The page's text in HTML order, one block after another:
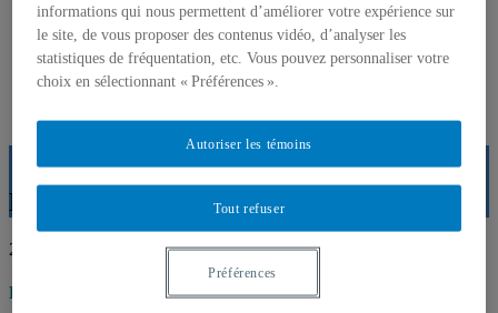
---
Participez à nos recherches
Nous joindre
Dave Saint-Amour
24 juillet 2018
Professeur,
informations qui nous permettent d’améliorer votre expérience sur
le site, de vous proposer des contenus vidéo, d’analyser les
statistiques de fréquentation, etc. Vous pouvez personnaliser votre
choix en sélectionnant « Préférences ».
Tout refuser
Autoriser les témoins
Préférences